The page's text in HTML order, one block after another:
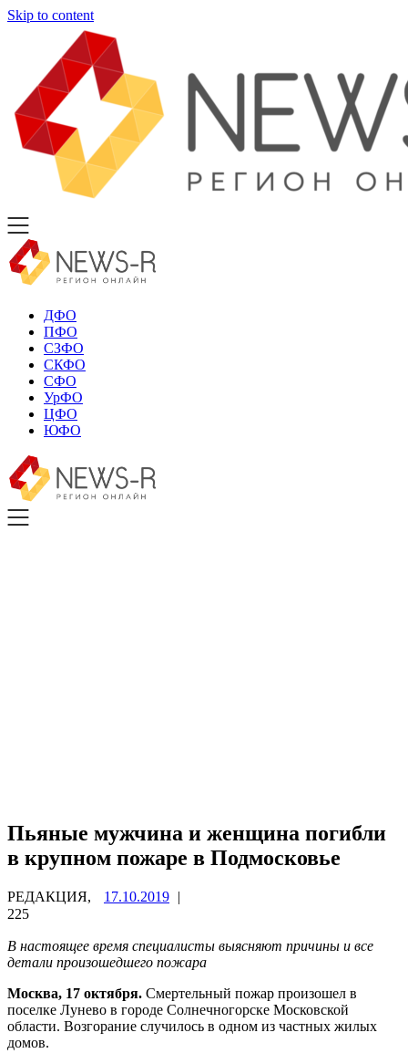
Skip to content
ДФО
ПФО
СЗФО
СКФО
СФО
УрФО
ЦФО
ЮФО
Пьяные мужчина и женщина погибли
в крупном пожаре в Подмосковье
РЕДАКЦИЯ, 17.10.2019 |
225
В настоящее время специалисты выясняют причины и все
детали произошедшего пожара
Москва, 17 октября. Смертельный пожар произошел в
поселке Лунево в городе Солнечногорске Московской
области. Возгорание случилось в одном из частных жилых
домов.